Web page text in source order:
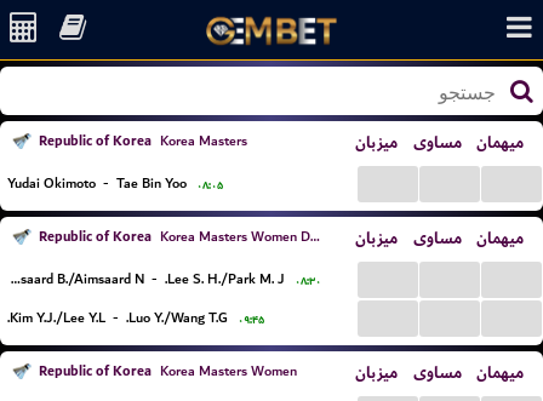
Republic of Korea Korea Masters میزبان مساوی میهمان
Yudai Okimoto - Tae Bin Yoo ۰۸:۰۵
Republic of Korea Korea Masters Women Doubles میزبان مساوی میهمان
Aimsaard B./Aimsaard N. - Lee S. H./Park M. J. ۰۸:۳۰
Kim Y.J./Lee Y.L. - Luo Y./Wang T.G. ۰۹:۴۵
Republic of Korea Korea Masters Women میزبان مساوی میهمان